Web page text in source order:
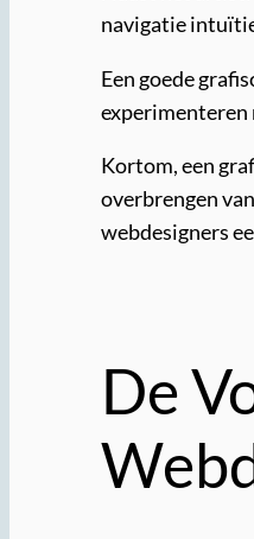
navigatie
Een goede
experimenteren
Kortom, een
overbrengen
webdesigners
De